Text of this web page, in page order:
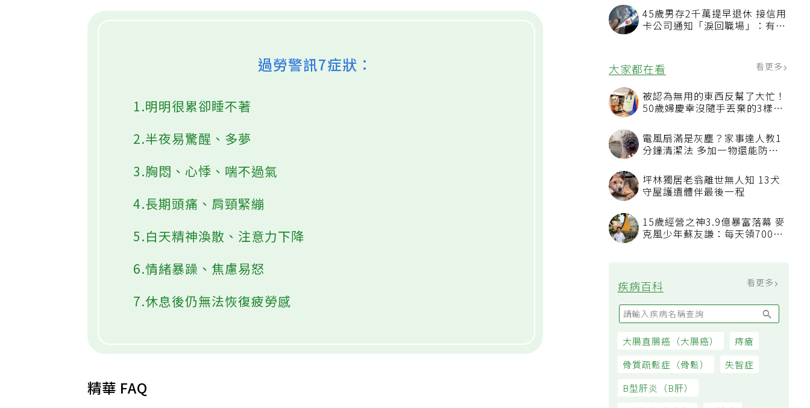
45歲男存2千萬提早退休 接信用
卡公司通知「淚回職場」：有錢
大家都在看
被認為無用的東西反幫了大忙！
50歲婦慶幸沒隨手丟棄的3樣物
電風扇滿是灰塵？家事達人教1
汙附著
坪林獨居老翁離世無人知 13犬
15歲經營之神3.9億暴富落幕 麥
疾病百科
過勞警訊7症狀：
1.明明很累卻睡不著
2.半夜易驚醒、多夢
3.胸悶、心悸、喘不過氣
4.長期頭痛、肩頸緊繃
5.白天精神渙散、注意力下降
6.情緒暴躁、焦慮易怒
7.休息後仍無法恢復疲勞感
精華 FAQ